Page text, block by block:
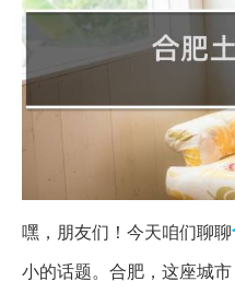
嘿，朋友们！今天咱们聊聊
小的话题。合肥，这座城市